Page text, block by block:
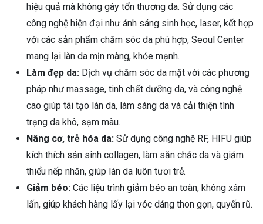
hiệu quả mà không gây tổn thương da. Sử dụng các
công nghệ hiện đại như ánh sáng sinh học, laser, kết hợp
với các sản phẩm chăm sóc da phù hợp, Seoul Center
mang lại làn da mịn màng, khỏe mạnh.
Làm đẹp da: Dịch vụ chăm sóc da mặt với các phương
pháp như massage, tinh chất dưỡng da, và công nghệ
cao giúp tái tạo làn da, làm sáng da và cải thiện tình
trạng da khô, sạm màu.
Nâng cơ, trẻ hóa da: Sử dụng công nghệ RF, HIFU giúp
kích thích sản sinh collagen, làm săn chắc da và giảm
thiểu nếp nhăn, giúp làn da luôn tươi trẻ.
Giảm béo: Các liệu trình giảm béo an toàn, không xâm
lấn, giúp khách hàng lấy lại vóc dáng thon gọn, quyến rũ.